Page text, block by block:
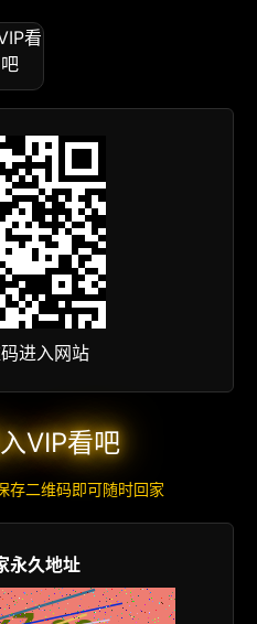
进入网站
VIP看吧
存二维码即可随时回家
永久地址